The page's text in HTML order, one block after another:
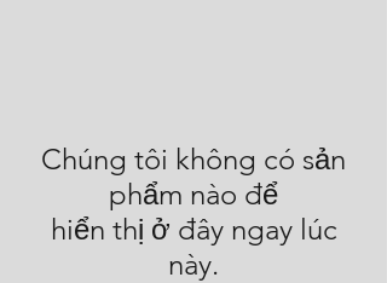
Chúng tôi không có sản
phẩm nào để
hiển thị ở đây ngay lúc
này.